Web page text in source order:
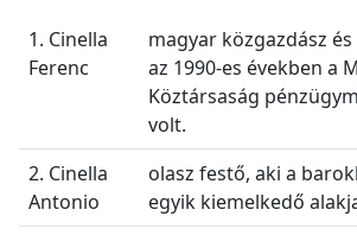
1. Cinella
Ferenc
magyar közgazdász
az 1990-es években a
Köztársaság
volt.
2. Cinella
Antonio
olasz festő, aki a
egyik kiemelkedő